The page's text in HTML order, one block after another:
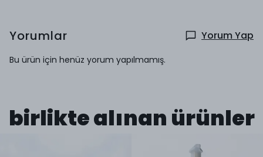
Yorumlar Yorum Yap
Bu ürün için henüz yorum yapılmamış.
birlikte alınan ürünler